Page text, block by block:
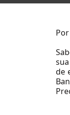
Sobre
Sobre a Flow
Nossas
Trabalhe
de